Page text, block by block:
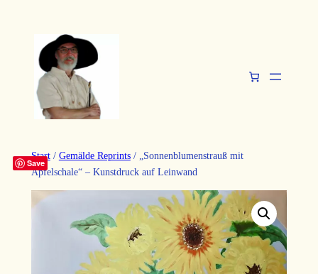
Save
Start/ Gemälde Reprints/ „Sonnenblumenstrauß mit
Apfelschale“ – Kunstdruck auf Leinwand